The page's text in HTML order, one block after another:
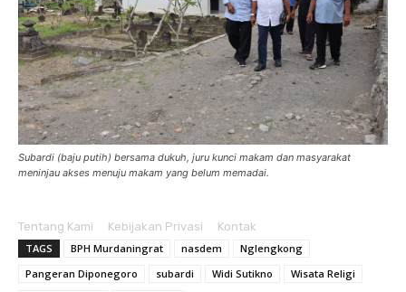
Subardi (baju putih) bersama dukuh, juru kunci makam dan masyarakat
meninjau akses menuju makam yang belum memadai.
Tentang Kami Kebijakan Privasi
Kontak
TAGS
BPH Murdaningrat nasdem
Nglengkong
Pangeran Diponegoro
subardi Widi Sutikno
Wisata Religi